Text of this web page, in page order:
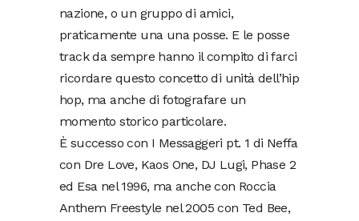
nazione, o un gruppo di amici,
praticamente una una posse. E le posse
track da sempre hanno il compito di farci
ricordare questo concetto di unità dell’hip
hop, ma anche di fotografare un
momento storico particolare.
È successo con I Messaggeri pt. 1 di Neffa
con Dre Love, Kaos One, DJ Lugi, Phase 2
ed Esa nel 1996, ma anche con Roccia
Anthem Freestyle nel 2005 con Ted Bee,